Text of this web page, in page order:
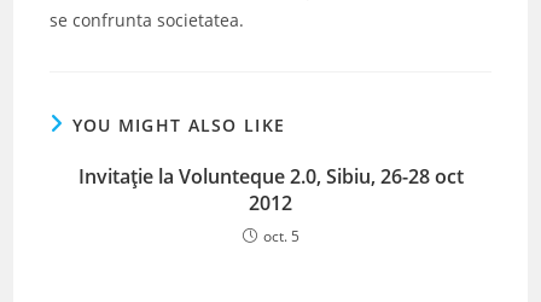
se confrunta societatea.
YOU MIGHT ALSO LIKE
Invitație la Volunteque 2.0, Sibiu, 26-28 oct
2012
oct. 5